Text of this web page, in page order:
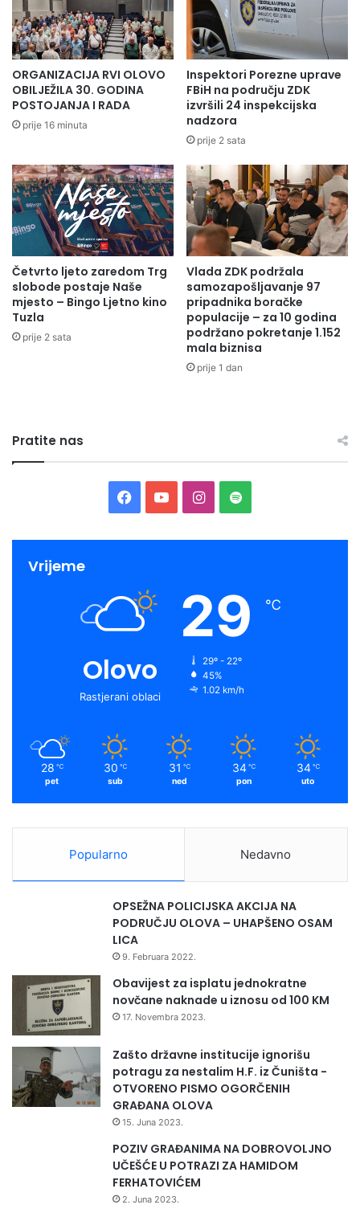
ORGANIZACIJA RVI OLOVO
OBILJEŽILA 30. GODINA
POSTOJANJA I RADA
prije 16 minuta
Inspektori Porezne uprave
FBiH na području ZDK
izvršili 24 inspekcijska
nadzora
prije 2 sata
Četvrto ljeto zaredom Trg
slobode postaje Naše
mjesto – Bingo Ljetno kino
Tuzla
prije 2 sata
Vlada ZDK podržala
samozapošljavanje 97
pripadnika boračke
populacije – za 10 godina
podržano pokretanje 1.152
mala biznisa
prije 1 dan
Pratite nas
Facebook
YouTubeInstagram
Spotify
Vrijeme
Olovo
Rastjerani oblaci
29 ℃
29º - 22º
45%
1.02 km/h
28 ℃
pet
30 ℃
sub
31 ℃
ned
34 ℃
pon
34 ℃
uto
Popularno Nedavno
OPSEŽNA POLICIJSKA AKCIJA NA
PODRUČJU OLOVA – UHAPŠENO OSAM
LICA
9. Februara 2022.
Obavijest za isplatu jednokratne
novčane naknade u iznosu od 100 KM
17. Novembra 2023.
Zašto državne institucije ignorišu
potragu za nestalim H.F. iz Čuništa -
OTVORENO PISMO OGORČENIH
GRAĐANA OLOVA
15. Juna 2023.
POZIV GRAĐANIMA NA DOBROVOLJNO
UČEŠĆE U POTRAZI ZA HAMIDOM
FERHATOVIĆEM
2. Juna 2023.